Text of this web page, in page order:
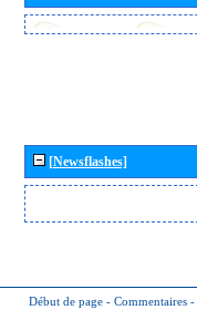
[Newsflashes]
Début de page - Commentaires -